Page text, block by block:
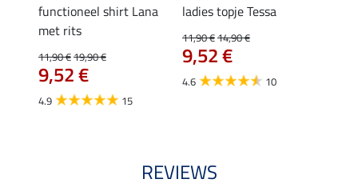
functioneel shirt Lana
met rits
11,90 €19,90 €
9,52 €
4.9 15
ladies topje Tessa
11,90 €14,90 €
9,52 €
4.6 10
REVIEWS